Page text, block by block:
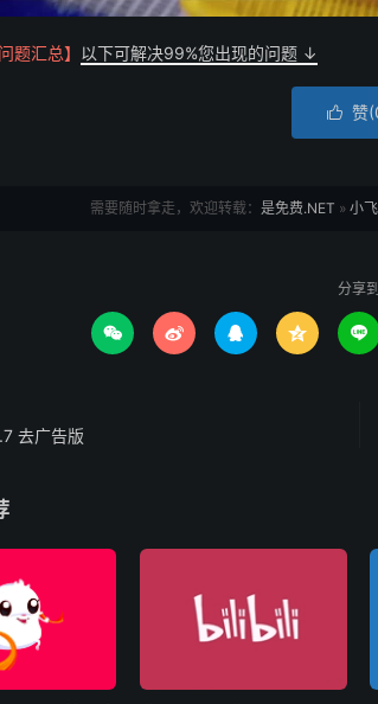
题汇总】 以下可解决99%您出现的问题 ↓
 赞(
需要随时拿走，欢迎转载： 是免费.NET » 小
分享到
    
去广告版